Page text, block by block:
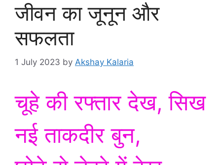
जीवन का जूनून और
सफलता
1 July 2023 by Akshay Kalaria
चूहे की रफ्तार देख, सिख
नई ताकदीर बुन,